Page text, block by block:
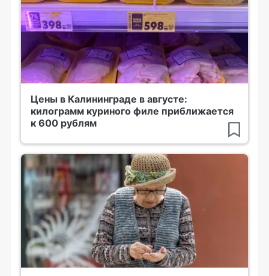
Цены в Калининграде в августе:
килограмм куриного филе приближается
к 600 рублям